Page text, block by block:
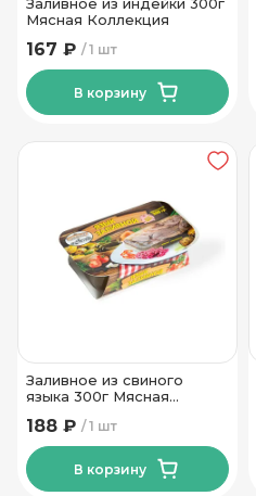
Мясная Коллекция
1 шт
167 ₽
В корзину
Заливное из свиного
языка 300г Мясная
1 шт
188 ₽
В корзину